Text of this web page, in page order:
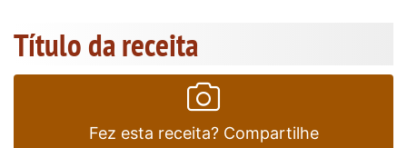
Título da receita
Fez esta receita? Compartilhe